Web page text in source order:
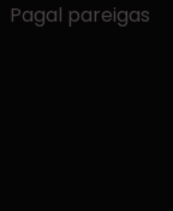
Pagal pareigas